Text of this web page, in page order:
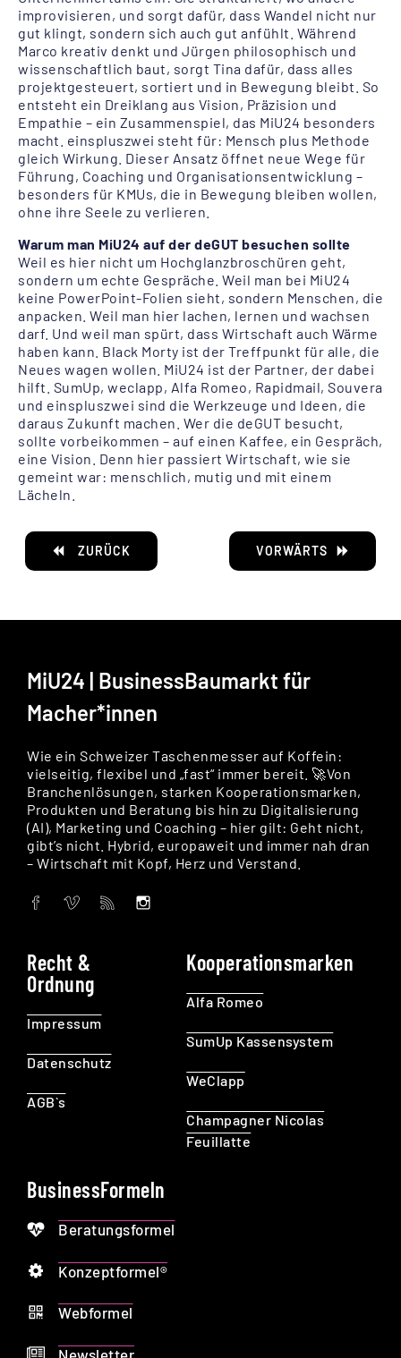
improvisieren, und sorgt dafür, dass Wandel nicht nur
gut klingt, sondern sich auch gut anfühlt. Während
Marco kreativ denkt und Jürgen philosophisch und
wissenschaftlich baut, sorgt Tina dafür, dass alles
projektgesteuert, sortiert und in Bewegung bleibt. So
entsteht ein Dreiklang aus Vision, Präzision und
Empathie – ein Zusammenspiel, das MiU24 besonders
macht. einspluszwei steht für: Mensch plus Methode
gleich Wirkung. Dieser Ansatz öffnet neue Wege für
Führung, Coaching und Organisationsentwicklung –
besonders für KMUs, die in Bewegung bleiben wollen,
ohne ihre Seele zu verlieren.
Warum man MiU24 auf der deGUT besuchen sollte
Weil es hier nicht um Hochglanzbroschüren geht,
sondern um echte Gespräche. Weil man bei MiU24
keine PowerPoint-Folien sieht, sondern Menschen, die
anpacken. Weil man hier lachen, lernen und wachsen
darf. Und weil man spürt, dass Wirtschaft auch Wärme
haben kann. Black Morty ist der Treffpunkt für alle, die
Neues wagen wollen. MiU24 ist der Partner, der dabei
hilft. SumUp, weclapp, Alfa Romeo, Rapidmail, Souvera
und einspluszwei sind die Werkzeuge und Ideen, die
daraus Zukunft machen. Wer die deGUT besucht,
sollte vorbeikommen – auf einen Kaffee, ein Gespräch,
eine Vision. Denn hier passiert Wirtschaft, wie sie
gemeint war: menschlich, mutig und mit einem
Lächeln.
ZURÜCK VORWÄRTS
MiU24 | BusinessBaumarkt für
Macher*innen
Wie ein Schweizer Taschenmesser auf Koffein:
vielseitig, flexibel und „fast“ immer bereit. 🚀Von
Branchenlösungen, starken Kooperationsmarken,
Produkten und Beratung bis hin zu Digitalisierung
(AI), Marketing und Coaching – hier gilt: Geht nicht,
gibt’s nicht. Hybrid, europaweit und immer nah dran
– Wirtschaft mit Kopf, Herz und Verstand.
Recht &
Ordnung
Impressum
Datenschutz
AGB`s
Kooperationsmarken
Alfa Romeo
SumUp Kassensystem
WeClapp
Champagner Nicolas
Feuillatte
BusinessFormeln
Beratungsformel
Konzeptformel®
Webformel
Newsletter